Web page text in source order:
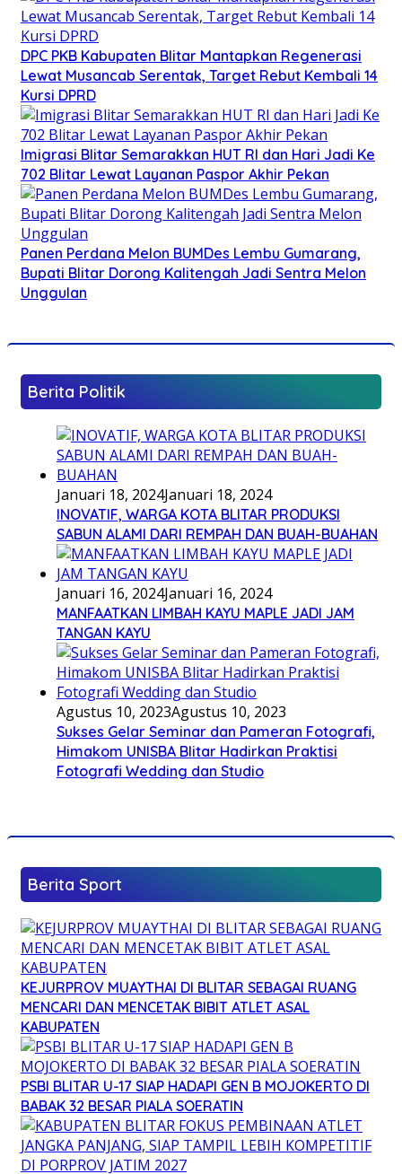
DPC PKB Kabupaten Blitar Mantapkan Regenerasi
Lewat Musancab Serentak, Target Rebut Kembali 14
Kursi DPRD
Imigrasi Blitar Semarakkan HUT RI dan Hari Jadi Ke
702 Blitar Lewat Layanan Paspor Akhir Pekan
Panen Perdana Melon BUMDes Lembu Gumarang,
Bupati Blitar Dorong Kalitengah Jadi Sentra Melon
Unggulan
Berita Politik
Januari 18, 2024Januari 18, 2024
INOVATIF, WARGA KOTA BLITAR PRODUKSI
SABUN ALAMI DARI REMPAH DAN BUAH-BUAHAN
Januari 16, 2024Januari 16, 2024
MANFAATKAN LIMBAH KAYU MAPLE JADI JAM
TANGAN KAYU
Agustus 10, 2023Agustus 10, 2023
Sukses Gelar Seminar dan Pameran Fotografi,
Himakom UNISBA Blitar Hadirkan Praktisi
Fotografi Wedding dan Studio
Berita Sport
KEJURPROV MUAYTHAI DI BLITAR SEBAGAI RUANG
MENCARI DAN MENCETAK BIBIT ATLET ASAL
KABUPATEN
PSBI BLITAR U-17 SIAP HADAPI GEN B MOJOKERTO DI
BABAK 32 BESAR PIALA SOERATIN